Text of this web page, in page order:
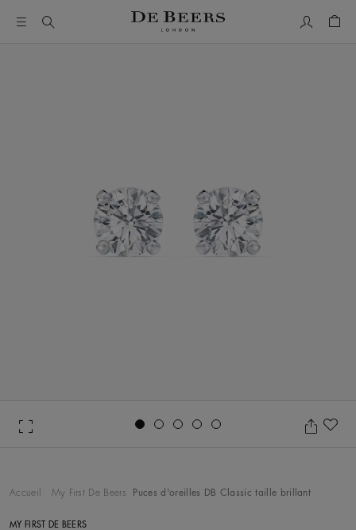
Accueil My First De Beers Puces d'oreilles DB Classic taille brillant
MY FIRST DE BEERS